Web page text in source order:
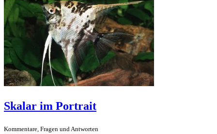
Skalar im Portrait
Kommentare, Fragen und Antworten